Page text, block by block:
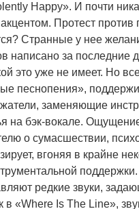
Happy». И почти
Протест против
Странные у нее
написано за последние
это уже не имеет. Но
песнопения»,
заменяющие
на бэк-вокале.
о сумасшествии,
вгоняя в крайне
поддержки.
редкие звуки,
«Where Is The Line»,